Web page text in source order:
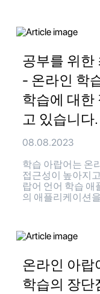
공부를 위한
- 온라인 학
학습에 대한
고 있습니다.
08.08.2023
학습 아랍어는 온
접근성이 높아지
랍어 언어 학습 애
의 애플리케이션
온라인 아랍
학습의 장단